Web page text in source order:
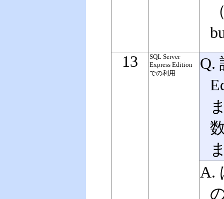
13
SQL Server
Express Edition
での利用
Q.
A.